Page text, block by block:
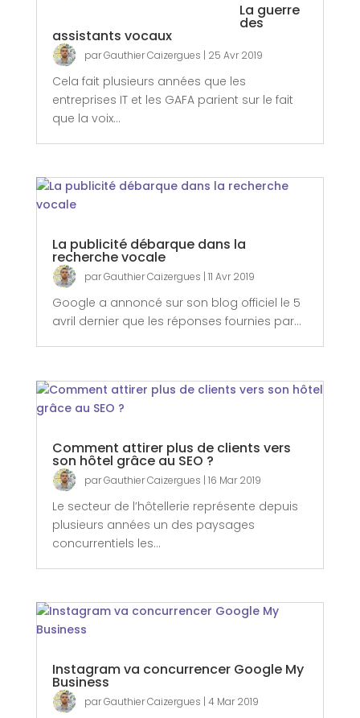
La guerre
des
assistants vocaux
parGauthier Caizergues | 25 Avr 2019
Cela fait plusieurs années que les
entreprises IT et les GAFA parient sur le fait
que la voix...
La publicité débarque dans la
recherche vocale
parGauthier Caizergues | 11 Avr 2019
Google a annoncé sur son blog officiel le 5
avril dernier que les réponses fournies par...
Comment attirer plus de clients vers
son hôtel grâce au SEO ?
parGauthier Caizergues | 16 Mar 2019
Le secteur de l’hôtellerie représente depuis
plusieurs années un des paysages
concurrentiels les...
Instagram va concurrencer Google My
Business
parGauthier Caizergues | 4 Mar 2019